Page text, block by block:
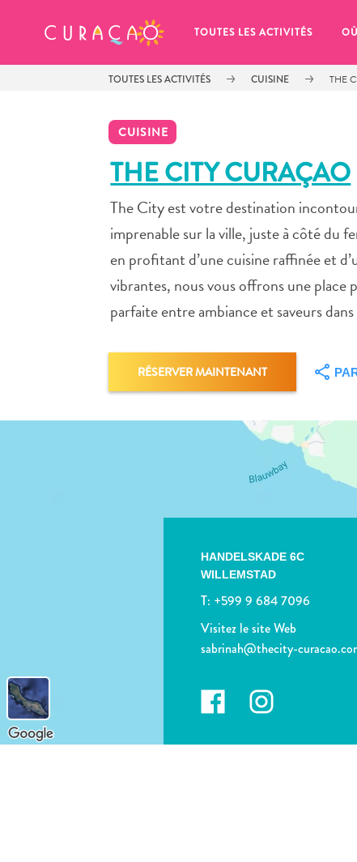
TOUTES LES ACTIVITÉS
TOUTES LES ACTIVITÉS CUISINE THE
CUISINE
THE CITY CURAÇAO
The City est votre destination
imprenable sur la ville, juste à côté du
en profitant d’une cuisine raffinée et
vibrantes, nous vous offrons une place
parfaite entre ambiance et saveurs
RÉSERVER MAINTENANT
HANDELSKADE 6C
WILLEMSTAD
T: +599 9 684 7096
Visitez le site Web
sabrinah@thecity-
MES FAVORIS
It looks like you haven’t saved any
of your favorite places to stay yet.